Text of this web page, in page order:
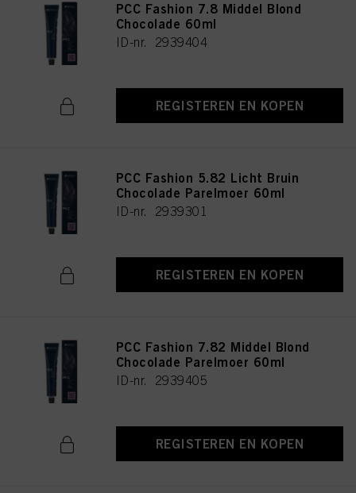
PCC Fashion 7.8 Middel Blond
Chocolade 60ml
ID-nr. 2939404
REGISTEREN EN KOPEN
PCC Fashion 5.82 Licht Bruin
Chocolade Parelmoer 60ml
ID-nr. 2939301
REGISTEREN EN KOPEN
PCC Fashion 7.82 Middel Blond
Chocolade Parelmoer 60ml
ID-nr. 2939405
REGISTEREN EN KOPEN